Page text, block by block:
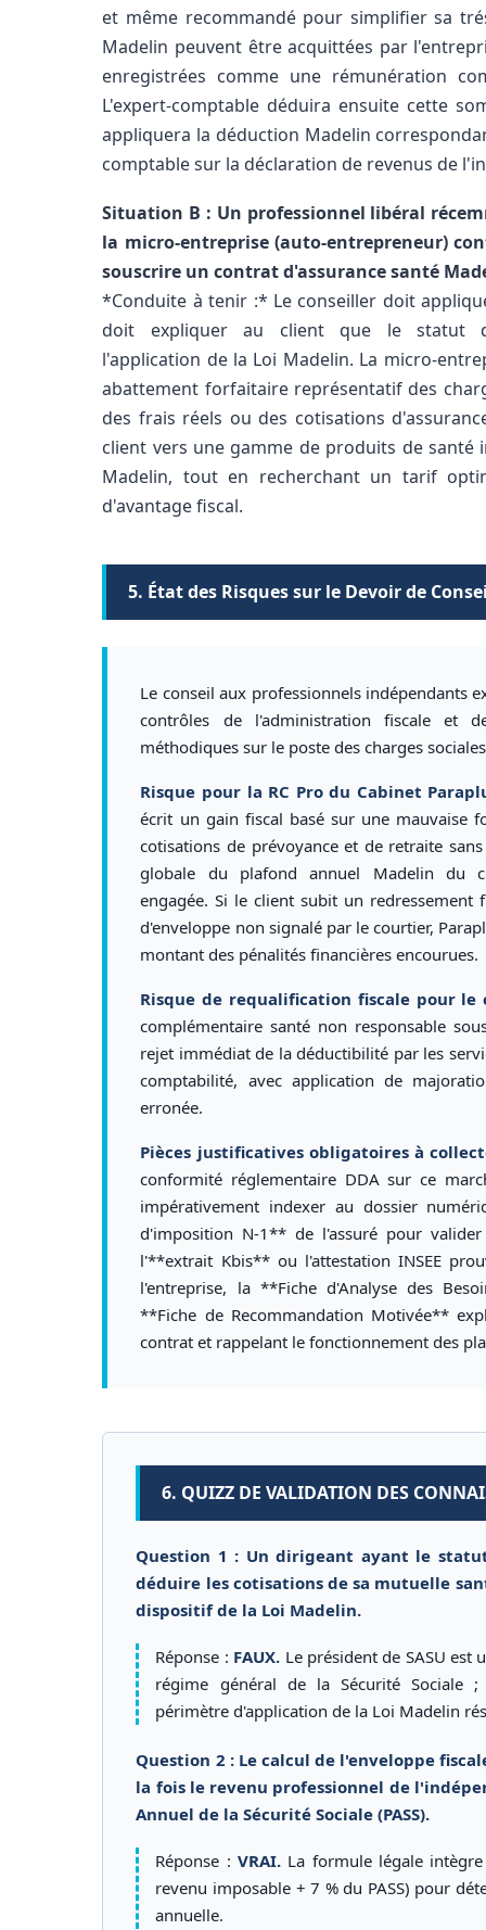
et même recommandé pour simplifier sa
Madelin peuvent être acquittées par
enregistrées comme une rémunération
L'expert-comptable déduira ensuite cette
appliquera la déduction Madelin
comptable sur la déclaration de revenus de
Situation B : Un professionnel libéral
la micro-entreprise (auto-entrepreneur)
souscrire un contrat d'assurance santé
*Conduite à tenir :* Le conseiller doit
doit expliquer au client que le statut
l'application de la Loi Madelin. La micro-
abattement forfaitaire représentatif des
des frais réels ou des cotisations
client vers une gamme de produits de santé
Madelin, tout en recherchant un tarif
d'avantage fiscal.
5. État des Risques sur le Devoir de
Le conseil aux professionnels indépendants
contrôles de l'administration fiscale et
méthodiques sur le poste des charges
Risque pour la RC Pro du Cabinet
écrit un gain fiscal basé sur une mauvaise
cotisations de prévoyance et de retraite
globale du plafond annuel Madelin du
engagée. Si le client subit un redressement
d'enveloppe non signalé par le courtier,
montant des pénalités financières encourues.
Risque de requalification fiscale pour le
complémentaire santé non responsable
rejet immédiat de la déductibilité par les
comptabilité, avec application de
erronée.
Pièces justificatives obligatoires à
conformité réglementaire DDA sur ce
impérativement indexer au dossier
d'imposition N-1** de l'assuré pour
l'**extrait Kbis** ou l'attestation INSEE
l'entreprise, la **Fiche d'Analyse des
**Fiche de Recommandation Motivée**
contrat et rappelant le fonctionnement des
6. QUIZZ DE VALIDATION DES
Question 1 : Un dirigeant ayant le
déduire les cotisations de sa mutuelle
dispositif de la Loi Madelin.
Réponse : FAUX. Le président de SASU est
régime général de la Sécurité Sociale
périmètre d'application de la Loi Madelin
Question 2 : Le calcul de l'enveloppe
la fois le revenu professionnel de
Annuel de la Sécurité Sociale (PASS).
Réponse :VRAI. La formule légale
revenu imposable + 7 % du PASS) pour
annuelle.